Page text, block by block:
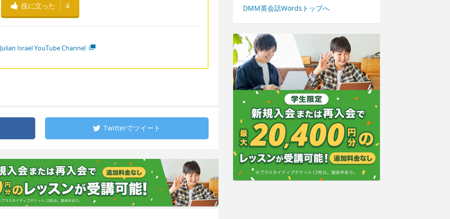
役に立った 4
Julian Israel YouTube Channel
Twitterでツイート
DMM英会話Wordsトップへ